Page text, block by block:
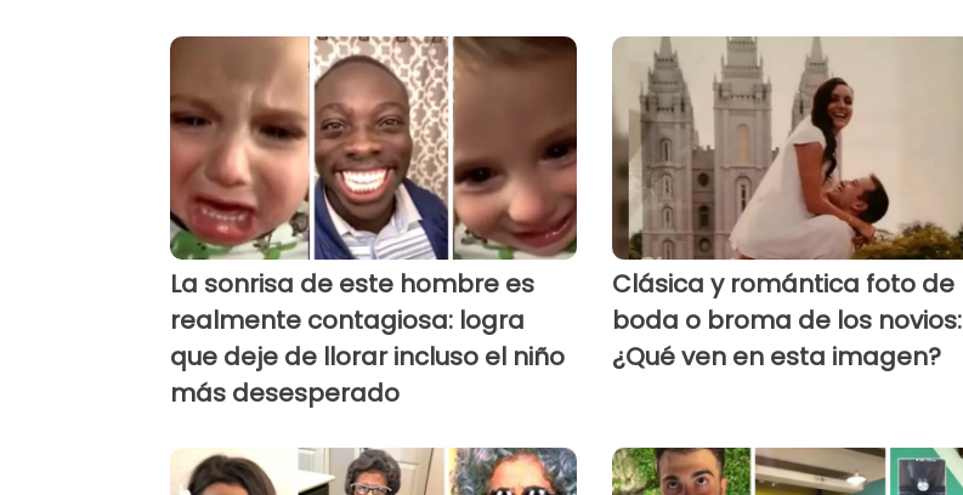
La sonrisa de este hombre es
realmente contagiosa: logra
que deje de llorar incluso el niño
más desesperado
Clásica y romántica foto de
boda o broma de los novios:
¿Qué ven en esta imagen?